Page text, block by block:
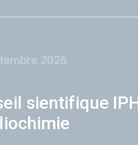
2026
sientifique